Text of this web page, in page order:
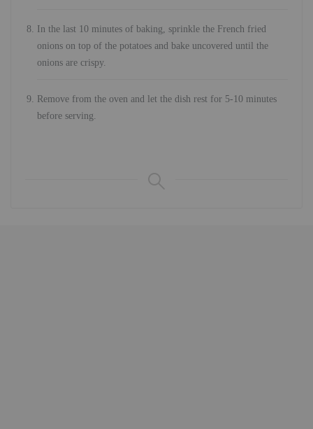
In the last 10 minutes of baking, sprinkle the French fried
onions on top of the potatoes and bake uncovered until the
onions are crispy.
Remove from the oven and let the dish rest for 5-10 minutes
before serving.